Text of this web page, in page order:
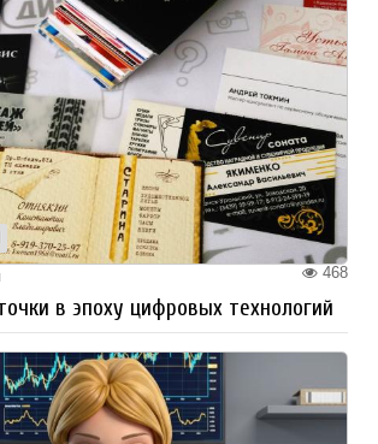
468
в эпоху цифровых технологий